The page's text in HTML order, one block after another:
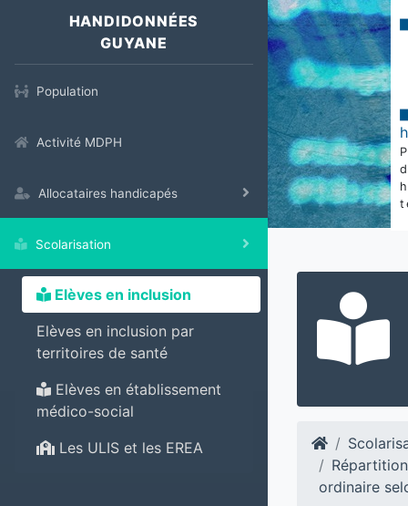
HANDIDONNÉES
GUYANE
Population
Activité MDPH
Allocataires handicapés
Scolarisation
Elèves en inclusion
Elèves en inclusion par
territoires de santé
Elèves en établissement
médico-social
Les ULIS et les EREA
ordinaire